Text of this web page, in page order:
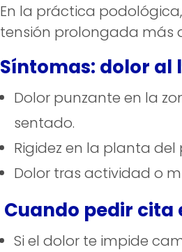
En la práctica
tensión prolongada más
Síntomas: dolor al
Dolor punzante en la
sentado.
Rigidez en la planta
Dolor tras actividad o
Cuando pedir cita
Si el dolor te impide